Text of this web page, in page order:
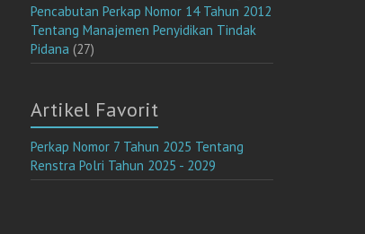
Pencabutan Perkap Nomor 14 Tahun 2012
Tentang Manajemen Penyidikan Tindak
Pidana (27)
Artikel Favorit
Perkap Nomor 7 Tahun 2025 Tentang
Renstra Polri Tahun 2025 - 2029